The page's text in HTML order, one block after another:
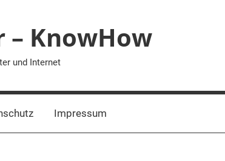
– KnowHow
und Internet
Impressum